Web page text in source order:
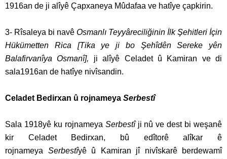
1916an de ji alîyê Çapxaneya Mûdafaa ve hatîye çapkirin.
3- Rîsaleya bi navê Osmanlı Teyyâreciliğinin İlk Şehitleri İçin
Hükümetten
Rica [Tika ye ji bo Şehîdên Sereke yên
Balafirvanîya
Osmanî], ji alîyê Celadet û Kamiran ve di
sala1916an de hatîye nivîsandin.
Celadet Bedirxan û rojnameya Serbestî
Sala 1918yê ku rojnameya Serbestîji nû ve dest bi weşanê
kir Celadet Bedirxan, bû edîtorê alîkar ê
rojnameya Serbestîyê û Kamiran jî nivîskarê berdewamî